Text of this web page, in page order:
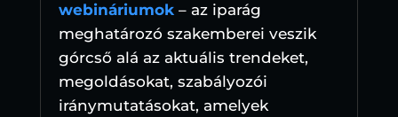
webináriumok – az iparág
meghatározó szakemberei veszik
górcső alá az aktuális trendeket,
megoldásokat, szabályozói
iránymutatásokat, amelyek